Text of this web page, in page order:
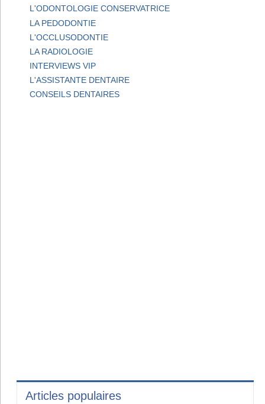
L'ODONTOLOGIE CONSERVATRICE
LA PEDODONTIE
L'OCCLUSODONTIE
LA RADIOLOGIE
INTERVIEWS VIP
L'ASSISTANTE DENTAIRE
CONSEILS DENTAIRES
Articles populaires